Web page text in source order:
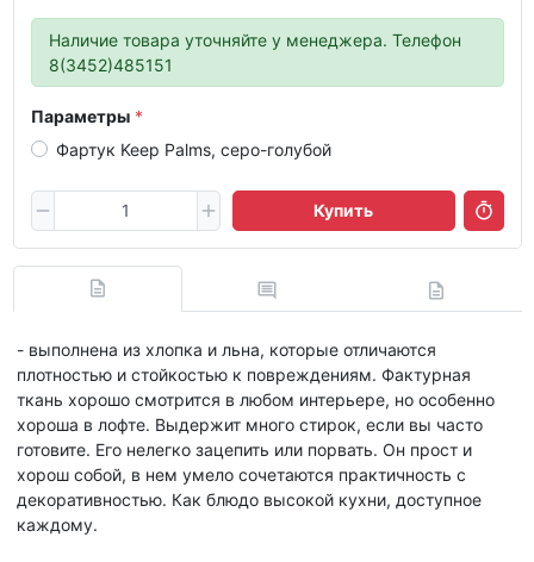
Наличие товара уточняйте у менеджера. Телефон
8(3452)485151
Параметры
Фартук Keep Palms, серо-голубой
Купить
- выполнена из хлопка и льна, которые отличаются
плотностью и стойкостью к повреждениям. Фактурная
ткань хорошо смотрится в любом интерьере, но особенно
хороша в лофте. Выдержит много стирок, если вы часто
готовите. Его нелегко зацепить или порвать. Он прост и
хорош собой, в нем умело сочетаются практичность с
декоративностью. Как блюдо высокой кухни, доступное
каждому.